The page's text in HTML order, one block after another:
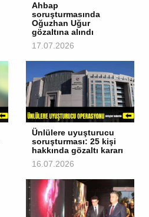
Ahbap
soruşturmasında
Oğuzhan Uğur
gözaltına alındı
17.07.2026
Ünlülere uyuşturucu
soruşturması: 25 kişi
hakkında gözaltı kararı
16.07.2026